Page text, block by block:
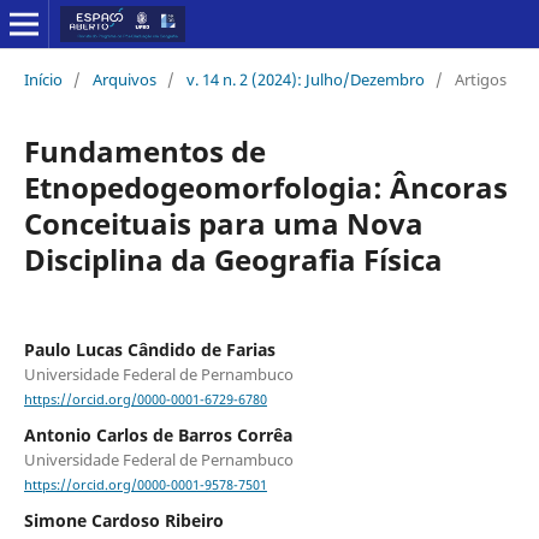
Início / Arquivos / v. 14 n. 2 (2024): Julho/Dezembro / Artigos
Fundamentos de
Etnopedogeomorfologia: Âncoras
Conceituais para uma Nova
Disciplina da Geografia Física
Paulo Lucas Cândido de Farias
Universidade Federal de Pernambuco
https://orcid.org/0000-0001-6729-6780
Antonio Carlos de Barros Corrêa
Universidade Federal de Pernambuco
https://orcid.org/0000-0001-9578-7501
Simone Cardoso Ribeiro